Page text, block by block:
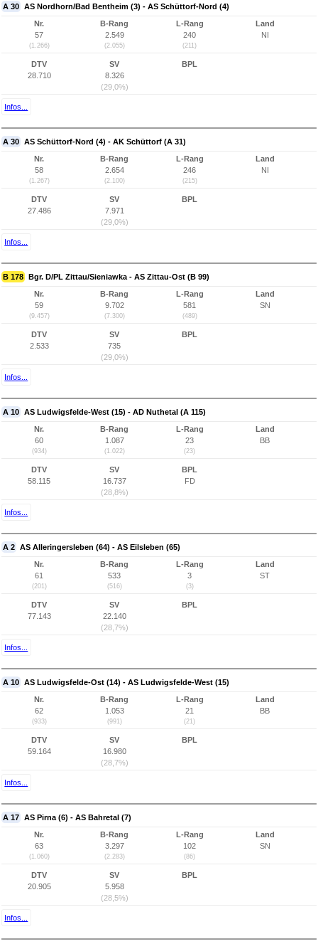
A 30 AS Nordhorn/Bad Bentheim (3) - AS Schüttorf-Nord (4)
Nr.
57
(1.266)
B-Rang
2.549
(2.055)
L-Rang
240
(211)
Land
NI
DTV
28.710
SV
8.326
(29,0%)
BPL
Infos...
A 30 AS Schüttorf-Nord (4) - AK Schüttorf (A 31)
Nr.
58
(1.267)
B-Rang
2.654
(2.100)
L-Rang
246
(215)
Land
NI
DTV
27.486
SV
7.971
(29,0%)
BPL
Infos...
B 178 Bgr. D/PL Zittau/Sieniawka - AS Zittau-Ost (B 99)
Nr.
59
(9.457)
B-Rang
9.702
(7.300)
L-Rang
581
(489)
Land
SN
DTV
2.533
SV
735
(29,0%)
BPL
Infos...
A 10 AS Ludwigsfelde-West (15) - AD Nuthetal (A 115)
Nr.
60
(934)
B-Rang
1.087
(1.022)
L-Rang
23
(23)
Land
BB
DTV
58.115
SV
16.737
(28,8%)
BPL
FD
Infos...
A 2 AS Alleringersleben (64) - AS Eilsleben (65)
Nr.
61
(201)
B-Rang
533
(516)
L-Rang
3
(3)
Land
ST
DTV
77.143
SV
22.140
(28,7%)
BPL
Infos...
A 10 AS Ludwigsfelde-Ost (14) - AS Ludwigsfelde-West (15)
Nr.
62
(933)
B-Rang
1.053
(991)
L-Rang
21
(21)
Land
BB
DTV
59.164
SV
16.980
(28,7%)
BPL
Infos...
A 17 AS Pirna (6) - AS Bahretal (7)
Nr.
63
(1.060)
B-Rang
3.297
(2.283)
L-Rang
102
(86)
Land
SN
DTV
20.905
SV
5.958
(28,5%)
BPL
Infos...